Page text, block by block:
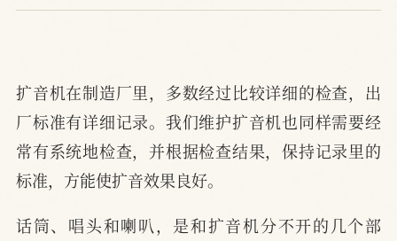
扩音机在制造厂里，多数经过比较详细的检查，出
厂标准有详细记录。我们维护扩音机也同样需要经
常有系统地检查，并根据检查结果，保持记录里的
标准，方能使扩音效果良好。
话筒、唱头和喇叭，是和扩音机分不开的几个部